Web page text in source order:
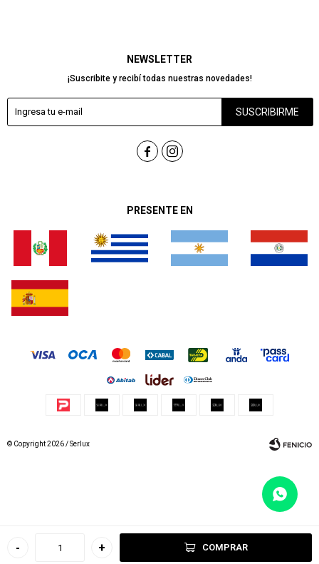
- + COMPRAR
PRESENTE EN
NEWSLETTER
¡Suscribite y recibí todas nuestras novedades!
SUSCRIBIRME
 
© Copyright 2026 / Serlux